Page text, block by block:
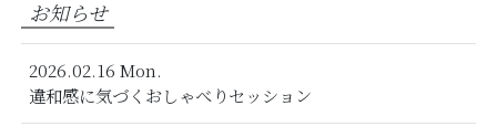
お知らせ
2026.02.16 Mon.
違和感に気づくおしゃべりセッション